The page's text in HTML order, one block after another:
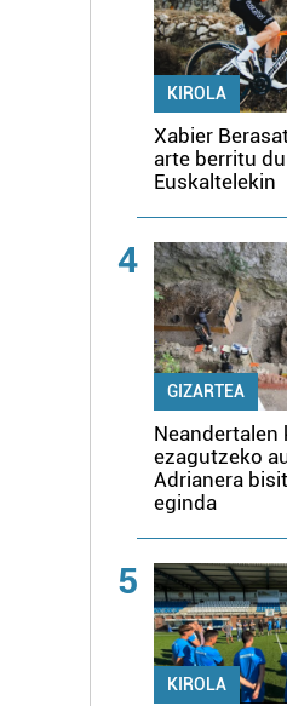
KIROLA
Xabier
arte berritu du
Euskaltelekin
4
GIZARTEA
Neandertalen
ezagutzeko
Adrianera
eginda
5
KIROLA